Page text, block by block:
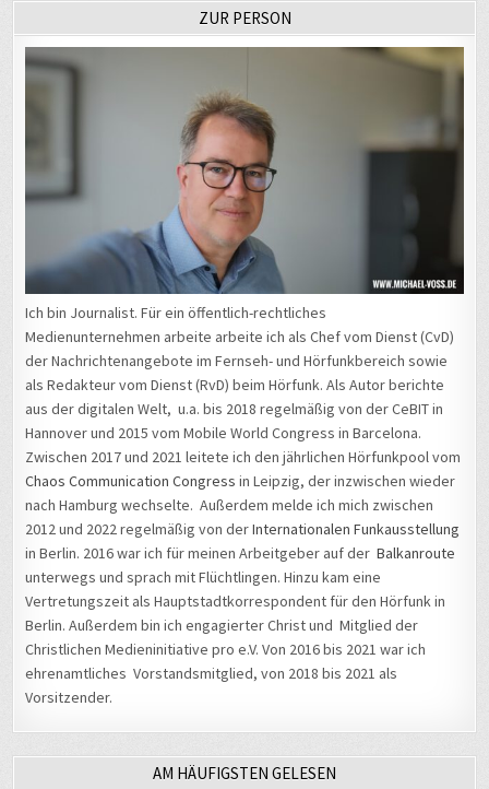
ZUR PERSON
Ich bin Journalist. Für ein öffentlich-rechtliches
Medienunternehmen arbeite arbeite ich als Chef vom Dienst (CvD)
der Nachrichtenangebote im Fernseh- und Hörfunkbereich sowie
als Redakteur vom Dienst (RvD) beim Hörfunk. Als Autor berichte
aus der digitalen Welt, u.a. bis 2018 regelmäßig von der CeBIT in
Hannover und 2015 vom Mobile World Congress in Barcelona.
Zwischen 2017 und 2021 leitete ich den jährlichen Hörfunkpool vom
Chaos Communication Congress in Leipzig, der inzwischen wieder
nach Hamburg wechselte. Außerdem melde ich mich zwischen
2012 und 2022 regelmäßig von derInternationalen Funkausstellung
in Berlin. 2016 war ich für meinen Arbeitgeber auf derBalkanroute
unterwegs und sprach mit Flüchtlingen. Hinzu kam eine
Vertretungszeit als Hauptstadtkorrespondent für den Hörfunk in
Berlin. Außerdem bin ich engagierter Christ und Mitglied der
Christlichen Medieninitiative pro e.V. Von 2016 bis 2021 war ich
ehrenamtliches Vorstandsmitglied, von 2018 bis 2021 als
Vorsitzender.
AM HÄUFIGSTEN GELESEN